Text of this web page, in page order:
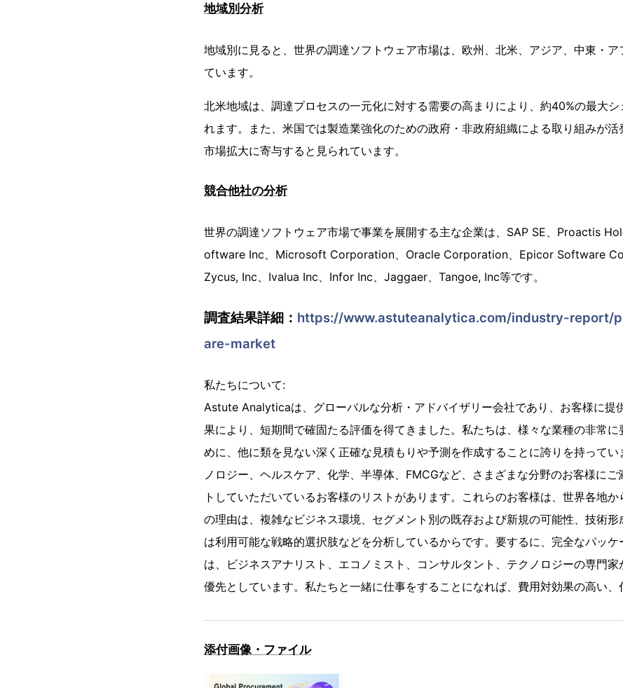
地域別分析
地域別に見ると、世界の調達ソフトウェア市場は、欧州、北米、アジア、中東・
ています。
北米地域は、調達プロセスの一元化に対する需要の高まりにより、約40%の最大シ
れます。また、米国では製造業強化のための政府・非政府組織による取り組みが活
市場拡大に寄与すると見られています。
競合他社の分析
世界の調達ソフトウェア市場で事業を展開する主な企業は、SAP SE、Proactis
oftware Inc、Microsoft Corporation、Oracle Corporation、Epicor Software
Zycus, Inc、Ivalua Inc、Infor Inc、Jaggaer、Tangoe, Inc等です。
調査結果詳細： https://www.astuteanalytica.com/industry-report/
are-market
私たちについて:
Astute Analyticaは、グローバルな分析・アドバイザリー会社であり、お客様に提
果により、短期間で確固たる評価を得てきました。私たちは、様々な業種の非常に
めに、他に類を見ない深く正確な見積もりや予測を作成することに誇りを持ってい
ノロジー、ヘルスケア、化学、半導体、FMCGなど、さまざまな分野のお客様に
トしていただいているお客様のリストがあります。これらのお客様は、世界各地
の理由は、複雑なビジネス環境、セグメント別の既存および新規の可能性、技術形
は利用可能な戦略的選択肢などを分析しているからです。要するに、完全なパッ
は、ビジネスアナリスト、エコノミスト、コンサルタント、テクノロジーの専門
優先としています。私たちと一緒に仕事をすることになれば、費用対効果の高い、
添付画像・ファイル